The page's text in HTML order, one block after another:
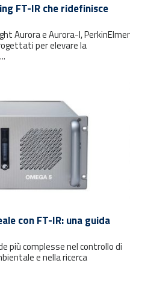
FT-IR che ridefinisce
Aurora e Aurora-I, PerkinElmer
per elevare la
con FT-IR: una guida
più complesse nel controllo di
e nella ricerca